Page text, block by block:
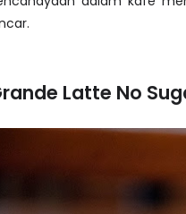
Latte No